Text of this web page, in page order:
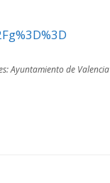
Ayuntamiento de Valencia